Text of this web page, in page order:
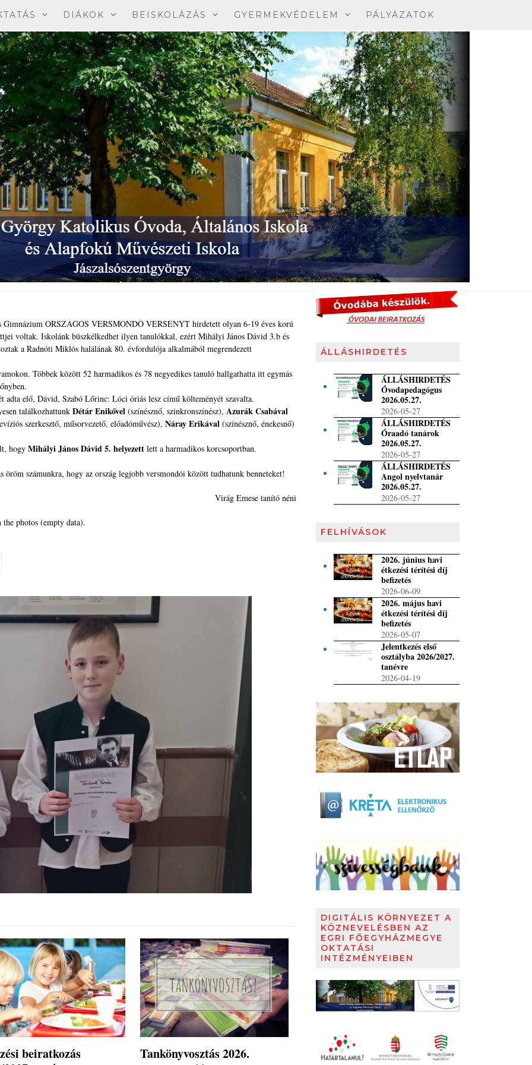
DIÁKOK BEISKOLÁZÁS GYERMEKVÉDELEM PÁLYÁZATOK
ORSZÁGOS VERSMONDÓ VERSENYT hirdetett olyan 6-19 éves korú
voltak. Iskolánk büszkélkedhet ilyen tanulókkal, ezért Mihályi János Dávid 3.b és
a Radnóti Miklós halálának 80. évfordulója alkalmából megrendezett
Többek között 52 harmadikos és 78 negyedikes tanuló hallgathatta itt egymás
adta elő, Dávid, Szabó Lőrinc: Lóci óriás lesz című költeményét szavalta.
találkozhattunk Détár Enikővel (színésznő, szinkronszínész), Azurák Csabával
szerkesztő, műsorvezető, előadóművész), Náray Erikával (színésznő, énekesnő)
hogy Mihályi János Dávid 5. helyezett lett a harmadikos korcsoportban.
számunkra, hogy az ország legjobb versmondói között tudhatunk benneteket!
Virág Emese tanító néni
photos (empty data).
beiratkozás
Tankönyvosztás 2026.
ÁLLÁSHIRDETÉS
ÁLLÁSHIRDETÉS
Óvodapedagógus
2026.05.27.
2026-05-27
ÁLLÁSHIRDETÉS
Óraadó tanárok
2026.05.27.
2026-05-27
ÁLLÁSHIRDETÉS
Angol nyelvtanár
2026.05.27.
2026-05-27
FELHÍVÁSOK
2026. június havi
étkezési térítési díj
befizetés
2026-06-09
2026. május havi
étkezési térítési díj
befizetés
2026-05-07
Jelentkezés első
osztályba 2026/2027.
tanévre
2026-04-19
DIGITÁLIS KÖRNYEZET A
KÖZNEVELÉSBEN AZ
EGRI FŐEGYHÁZMEGYE
OKTATÁSI
INTÉZMÉNYEIBEN